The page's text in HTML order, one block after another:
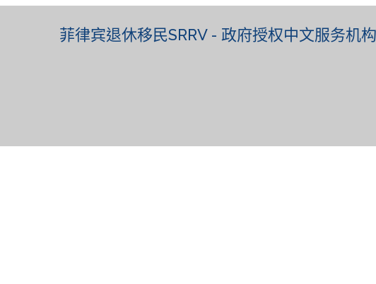
菲律宾退休移民SRRV - 政府授权中文服务机构